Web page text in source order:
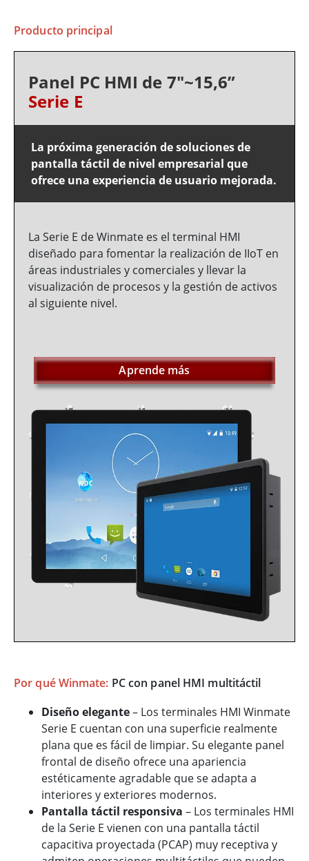
Producto principal
Panel PC HMI de 7"~15,6”
Serie E
La próxima generación de soluciones de
pantalla táctil de nivel empresarial que
ofrece una experiencia de usuario mejorada.
La Serie E de Winmate es el terminal HMI
diseñado para fomentar la realización de IIoT en
áreas industriales y comerciales y llevar la
visualización de procesos y la gestión de activos
al siguiente nivel.
Aprende más
Por qué Winmate: PC con panel HMI multitáctil
Diseño elegante– Los terminales HMI Winmate
Serie E cuentan con una superficie realmente
plana que es fácil de limpiar. Su elegante panel
frontal de diseño ofrece una apariencia
estéticamente agradable que se adapta a
interiores y exteriores modernos.
Pantalla táctil responsiva – Los terminales HMI
de la Serie E vienen con una pantalla táctil
capacitiva proyectada (PCAP) muy receptiva y